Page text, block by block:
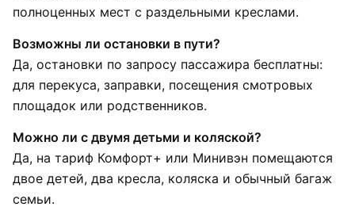
полноценных мест с раздельными креслами.
Возможны ли остановки в пути?
Да, остановки по запросу пассажира бесплатны:
для перекуса, заправки, посещения смотровых
площадок или родственников.
Можно ли с двумя детьми и коляской?
Да, на тариф Комфорт+ или Минивэн помещаются
двое детей, два кресла, коляска и обычный багаж
семьи.